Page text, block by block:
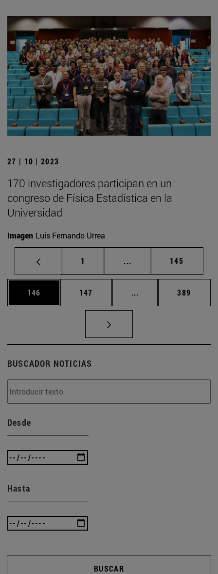
27 | 10 | 2023
170 investigadores participan en un
congreso de Física Estadística en la
Universidad
Imagen Luis Fernando Urrea
Página
1 ... Páginas intermedias
Página
145
Página
146 Página
147 ... Páginas intermedias
Página
389
BUSCADOR NOTICIAS
Desde
Hasta
BUSCAR